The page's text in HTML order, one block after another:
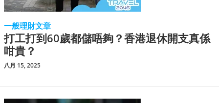
一般理財文章
打工打到60歲都儲唔夠？香港退休開支真係
咁貴？
八月 15, 2025